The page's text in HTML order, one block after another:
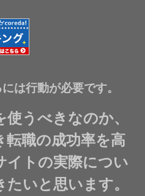
は行動が必要です。
うべきなのか、
転職の成功率を高
イトの実際につい
いと思います。